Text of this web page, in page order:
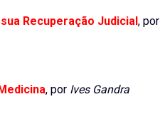
Recuperação Judicial, por
, por Ives Gandra